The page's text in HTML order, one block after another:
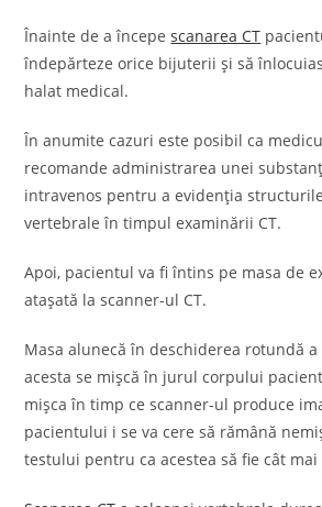
Înainte de a începescanarea CT
îndepărteze orice bijuterii și să
halat medical.
În anumite cazuri este posibil ca
recomande administrarea unei
intravenos pentru a evidenția
vertebrale în timpul examinării CT.
Apoi, pacientul va fi întins pe masa de
atașată la scanner-ul CT.
Masa alunecă în deschiderea rotundă
acesta se mișcă în jurul corpului
mișca în timp ce scanner-ul produce
pacientului i se va cere să rămână
testului pentru ca acestea să fie cât mai